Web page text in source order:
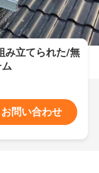
み立てられた/無
お問い合わせ